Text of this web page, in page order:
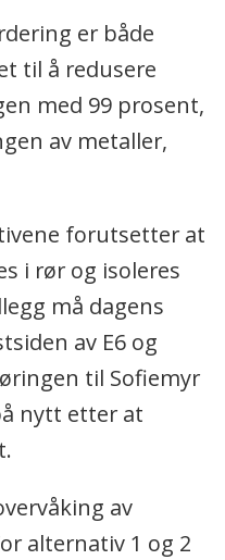
er både
til å redusere
med 99 prosent,
av metaller,
forutsetter at
i rør og isoleres
må dagens
av E6 og
til Sofiemyr
nytt etter at
av
alternativ 1 og 2